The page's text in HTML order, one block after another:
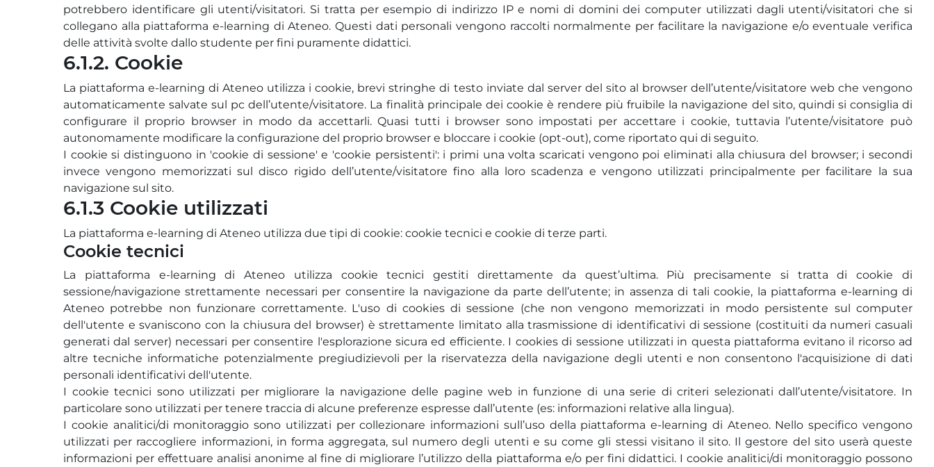
potrebbero identificare gli utenti/visitatori. Si tratta per esempio di indirizzo IP e nomi di domini dei computer utilizzati dagli utenti/visitatori che si
collegano alla piattaforma e-learning di Ateneo. Questi dati personali vengono raccolti normalmente per facilitare la navigazione e/o eventuale verifica
delle attività svolte dallo studente per fini puramente didattici.
6.1.2. Cookie
La piattaforma e-learning di Ateneo utilizza i cookie, brevi stringhe di testo inviate dal server del sito al browser dell’utente/visitatore web che vengono
automaticamente salvate sul pc dell’utente/visitatore. La finalità principale dei cookie è rendere più fruibile la navigazione del sito, quindi si consiglia di
configurare il proprio browser in modo da accettarli. Quasi tutti i browser sono impostati per accettare i cookie, tuttavia l’utente/visitatore può
autonomamente modificare la configurazione del proprio browser e bloccare i cookie (opt-out), come riportato qui di seguito.
I cookie si distinguono in 'cookie di sessione' e 'cookie persistenti': i primi una volta scaricati vengono poi eliminati alla chiusura del browser; i secondi
invece vengono memorizzati sul disco rigido dell’utente/visitatore fino alla loro scadenza e vengono utilizzati principalmente per facilitare la sua
navigazione sul sito.
6.1.3 Cookie utilizzati
La piattaforma e-learning di Ateneo utilizza due tipi di cookie: cookie tecnici e cookie di terze parti.
Cookie tecnici
La piattaforma e-learning di Ateneo utilizza cookie tecnici gestiti direttamente da quest’ultima. Più precisamente si tratta di cookie di
sessione/navigazione strettamente necessari per consentire la navigazione da parte dell’utente; in assenza di tali cookie, la piattaforma e-learning di
Ateneo potrebbe non funzionare correttamente. L'uso di cookies di sessione (che non vengono memorizzati in modo persistente sul computer
dell'utente e svaniscono con la chiusura del browser) è strettamente limitato alla trasmissione di identificativi di sessione (costituiti da numeri casuali
generati dal server) necessari per consentire l'esplorazione sicura ed efficiente. I cookies di sessione utilizzati in questa piattaforma evitano il ricorso ad
altre tecniche informatiche potenzialmente pregiudizievoli per la riservatezza della navigazione degli utenti e non consentono l'acquisizione di dati
personali identificativi dell'utente.
I cookie tecnici sono utilizzati per migliorare la navigazione delle pagine web in funzione di una serie di criteri selezionati dall’utente/visitatore. In
particolare sono utilizzati per tenere traccia di alcune preferenze espresse dall’utente (es: informazioni relative alla lingua).
I cookie analitici/di monitoraggio sono utilizzati per collezionare informazioni sull’uso della piattaforma e-learning di Ateneo. Nello specifico vengono
utilizzati per raccogliere informazioni, in forma aggregata, sul numero degli utenti e su come gli stessi visitano il sito. Il gestore del sito userà queste
informazioni per effettuare analisi anonime al fine di migliorare l’utilizzo della piattaforma e/o per fini didattici. I cookie analitici/di monitoraggio possono